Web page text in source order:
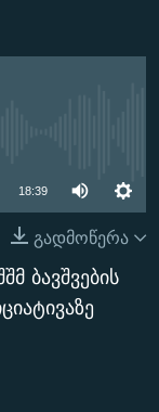
18:39
გადმოწერა
ბავშვების